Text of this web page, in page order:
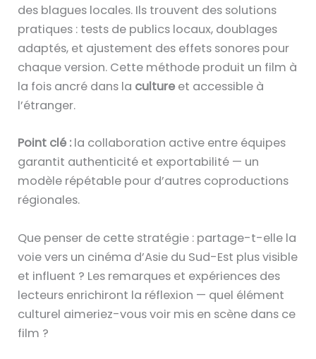
des blagues locales. Ils trouvent des solutions
pratiques : tests de publics locaux, doublages
adaptés, et ajustement des effets sonores pour
chaque version. Cette méthode produit un film à
la fois ancré dans la culture et accessible à
l’étranger.
Point clé : la collaboration active entre équipes
garantit authenticité et exportabilité — un
modèle répétable pour d’autres coproductions
régionales.
Que penser de cette stratégie : partage-t-elle la
voie vers un cinéma d’Asie du Sud-Est plus visible
et influent ? Les remarques et expériences des
lecteurs enrichiront la réflexion — quel élément
culturel aimeriez-vous voir mis en scène dans ce
film ?